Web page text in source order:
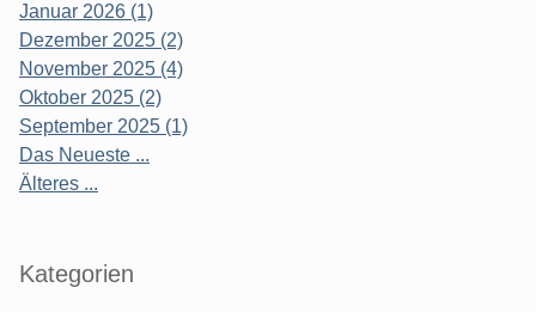
Januar 2026 (1)
Dezember 2025 (2)
November 2025 (4)
Oktober 2025 (2)
September 2025 (1)
Das Neueste ...
Älteres ...
Kategorien